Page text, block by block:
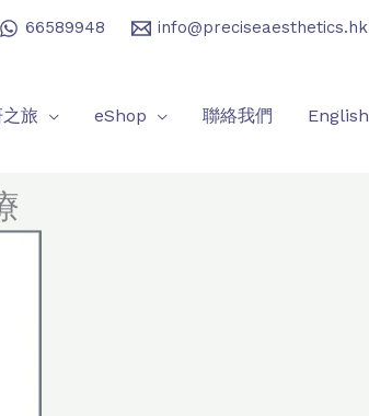
66589948 info@preciseaesthetics.hk
旅 eShop 聯絡我們 English